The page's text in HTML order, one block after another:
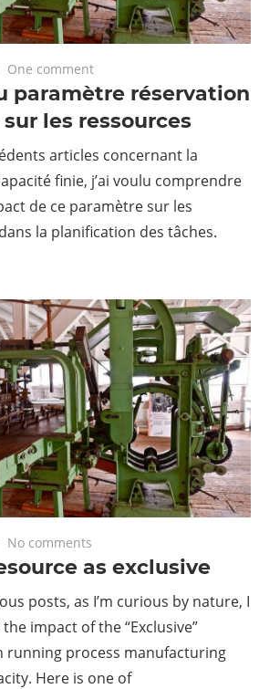
One comment
paramètre réservation
les ressources
articles concernant la
finie, j’ai voulu comprendre
de ce paramètre sur les
la planification des tâches.
No comments
as exclusive
posts, as I’m curious by nature, I
impact of the “Exclusive”
running process manufacturing
Here is one of